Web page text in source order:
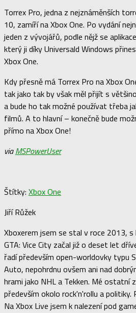
Torrex Pro, jedna z nejznáměnších
10, zamíří na Xbox One. Po vydání
jeden z vývojářů, podle nějž se
který ji díky Universald Windows
Xbox One.
Kdy přesně má Torrex Pro na Xbox
tak jako tak by však měl přijít s
a bude ho tak možné používat třeba
filmů. A to hlavní – konečně bude
přímo na Xbox One!
viaMSPowerUser
Štítky: Xbox One
Jiří Růžek
Xboxerem jsem se stal v roce 2013,
GTA: Vice City začal již o deset let
řadí především open-worldovky typu
Auto, nepohrdnu ovšem ani nad
hrami jako NHL a Tekken. Mé ostatní
především okolo rock'n'rollu a politiky.
Na Xbox Live jsem k nalezení pod